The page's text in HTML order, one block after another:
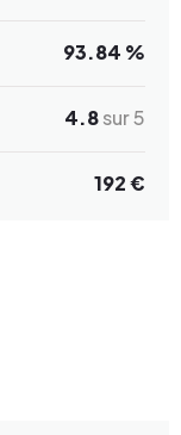
93.84 %
4.8sur 5
192 €